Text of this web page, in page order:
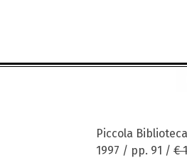
Piccola
1997 / pp. 91 / €